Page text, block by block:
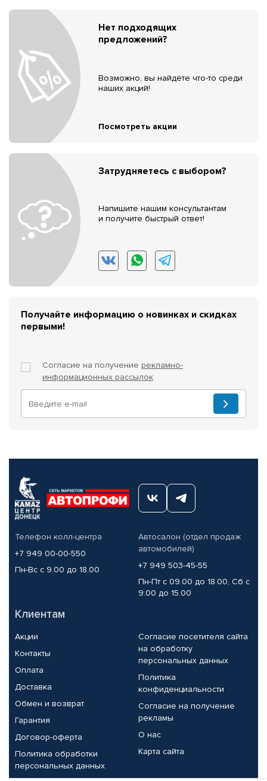
Нет подходящих
предложений?
Возможно, вы найдёте что-то среди
наших акций!
Посмотреть акции
Затрудняетесь с выбором?
Напишите нашим консультантам
и получите быстрый ответ!
Получайте информацию о новинках и скидках
первыми!
Согласие на получение рекламно-
информационных рассылок
Телефон колл-центра
+7 949 00-00-550
Пн-Вс с 9.00 до 18.00
Автосалон (отдел продаж
автомобилей)
+7 949 503-45-55
Пн-Пт с 09.00 до 18.00, Сб с
9.00 до 15.00
Клиентам
Акции
Контакты
Оплата
Доставка
Обмен и возврат
Гарантия
Договор-оферта
Политика обработки
персональных данных
Согласие посетителя сайта
на обработку
персональных данных
Политика
конфиденциальности
Согласие на получение
рекламы
О нас
Карта сайта